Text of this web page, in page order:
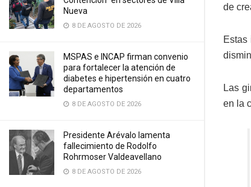
Nueva
8 DE AGOSTO DE 2026
MSPAS e INCAP firman convenio
para fortalecer la atención de
diabetes e hipertensión en cuatro
departamentos
8 DE AGOSTO DE 2026
Presidente Arévalo lamenta
fallecimiento de Rodolfo
Rohrmoser Valdeavellano
8 DE AGOSTO DE 2026
de
Estas
Las
en la